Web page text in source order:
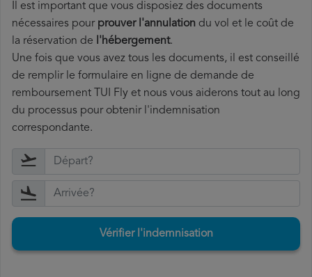
Il est important que vous disposiez des documents
nécessaires pour prouver l'annulation du vol et le coût de
la réservation de l'hébergement.
Une fois que vous avez tous les documents, il est conseillé
de remplir le formulaire en ligne de demande de
remboursement TUI Fly et nous vous aiderons tout au long
du processus pour obtenir l'indemnisation
correspondante.
Vérifier l'indemnisation